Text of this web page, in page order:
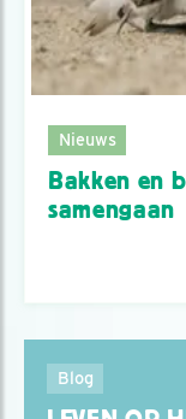
Nieuws
Bakken en
samengaan
Blog